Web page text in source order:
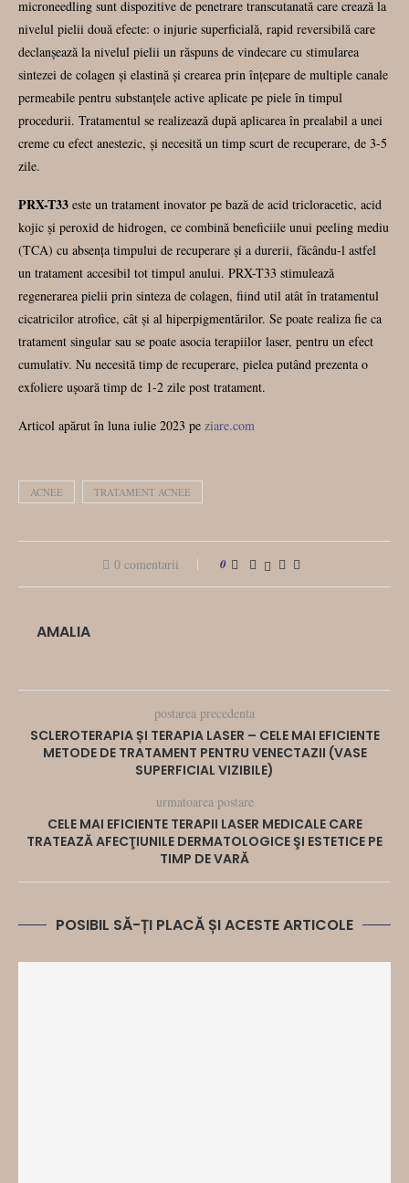
microneedling sunt dispozitive de penetrare transcutanată care crează la
nivelul pielii două efecte: o injurie superficială, rapid reversibilă care
declanșează la nivelul pielii un răspuns de vindecare cu stimularea
sintezei de colagen și elastină și crearea prin înțepare de multiple canale
permeabile pentru substanțele active aplicate pe piele în timpul
procedurii. Tratamentul se realizează după aplicarea în prealabil a unei
creme cu efect anestezic, și necesită un timp scurt de recuperare, de 3-5
zile.
PRX-T33 este un tratament inovator pe bază de acid tricloracetic, acid
kojic și peroxid de hidrogen, ce combină beneficiile unui peeling mediu
(TCA) cu absența timpului de recuperare și a durerii, făcându-l astfel
un tratament accesibil tot timpul anului. PRX-T33 stimulează
regenerarea pielii prin sinteza de colagen, fiind util atât în tratamentul
cicatricilor atrofice, cât și al hiperpigmentărilor. Se poate realiza fie ca
tratament singular sau se poate asocia terapiilor laser, pentru un efect
cumulativ. Nu necesită timp de recuperare, pielea putând prezenta o
exfoliere ușoară timp de 1-2 zile post tratament.
Articol apărut în luna iulie 2023 pe ziare.com
ACNEE TRATAMENT ACNEE
0 comentarii 0
AMALIA
postarea precedenta
SCLEROTERAPIA ȘI TERAPIA LASER – CELE MAI EFICIENTE
METODE DE TRATAMENT PENTRU VENECTAZII (VASE
SUPERFICIAL VIZIBILE)
urmatoarea postare
CELE MAI EFICIENTE TERAPII LASER MEDICALE CARE
TRATEAZĂ AFECŢIUNILE DERMATOLOGICE ŞI ESTETICE PE
TIMP DE VARĂ
POSIBIL SĂ-ȚI PLACĂ ȘI ACESTE ARTICOLE